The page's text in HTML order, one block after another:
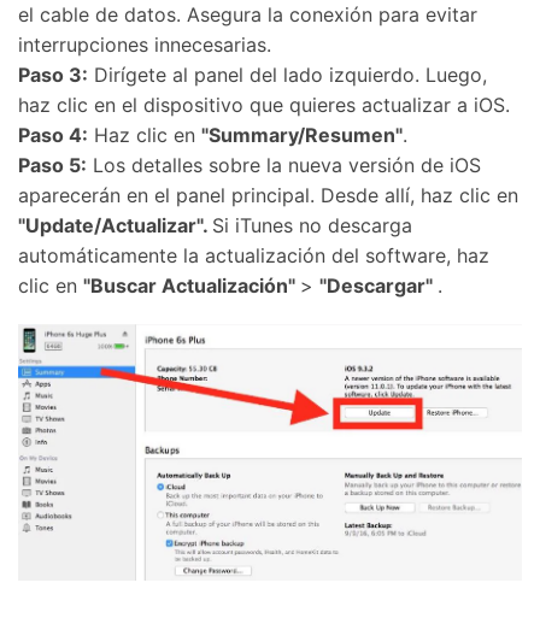
el cable de datos. Asegura la conexión para evitar
interrupciones innecesarias.
Paso 3: Dirígete al panel del lado izquierdo. Luego,
haz clic en el dispositivo que quieres actualizar a iOS.
Paso 4: Haz clic en "Summary/Resumen".
Paso 5: Los detalles sobre la nueva versión de iOS
aparecerán en el panel principal. Desde allí, haz clic en
"Update/Actualizar". Si iTunes no descarga
automáticamente la actualización del software, haz
clic en "Buscar Actualización" > "Descargar" .